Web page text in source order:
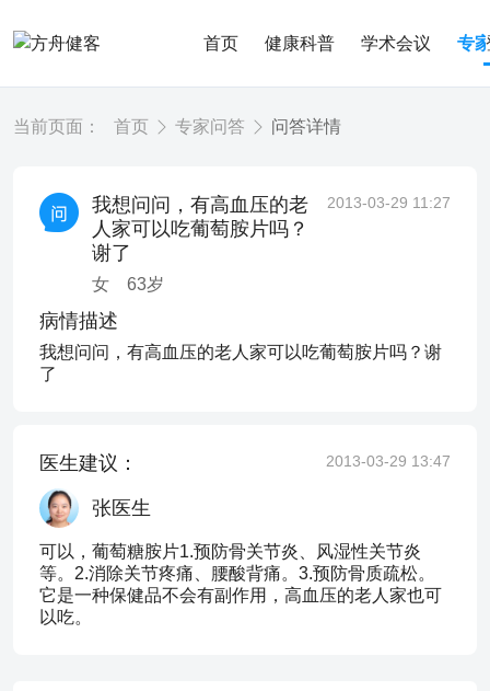
首页 健康科普 学术会议 专
当前页面： 首页 专家问答 问答详情
我想问问，有高血压的老
人家可以吃葡萄胺片吗？
谢了
女 63岁
2013-03-29 11:27
病情描述
我想问问，有高血压的老人家可以吃葡萄胺片吗？谢
了
医生建议： 2013-03-29 13:47
张医生
可以，葡萄糖胺片1.预防骨关节炎、风湿性关节炎
等。2.消除关节疼痛、腰酸背痛。3.预防骨质疏松。
它是一种保健品不会有副作用，高血压的老人家也可
以吃。